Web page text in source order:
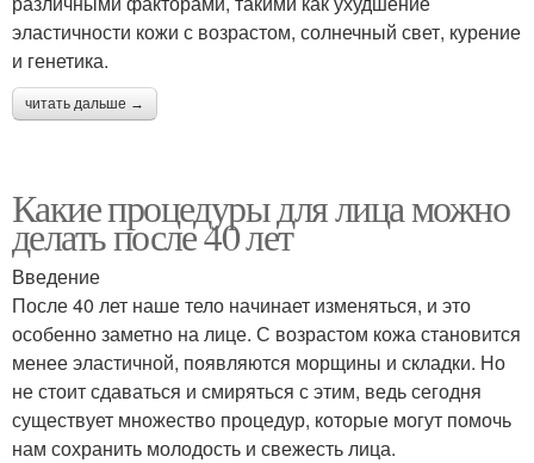
эластичности кожи с возрастом, солнечный свет, курение
и генетика.
читать дальше →
Какие процедуры для лица можно
делать после 40 лет
Введение
После 40 лет наше тело начинает изменяться, и это
особенно заметно на лице. С возрастом кожа становится
менее эластичной, появляются морщины и складки. Но
не стоит сдаваться и смиряться с этим, ведь сегодня
существует множество процедур, которые могут помочь
нам сохранить молодость и свежесть лица.